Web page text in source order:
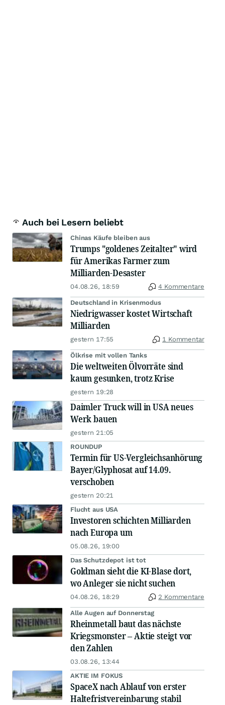
Auch bei Lesern beliebt
Chinas Käufe bleiben aus
Trumps "goldenes Zeitalter" wird
für Amerikas Farmer zum
Milliarden-Desaster
04.08.26, 18:59 4 Kommentare
Deutschland in Krisenmodus
Niedrigwasser kostet Wirtschaft
Milliarden
gestern 17:55 1 Kommentar
Ölkrise mit vollen Tanks
Die weltweiten Ölvorräte sind
kaum gesunken, trotz Krise
gestern 19:28
Daimler Truck will in USA neues
Werk bauen
gestern 21:05
ROUNDUP
Termin für US-Vergleichsanhörung
Bayer/Glyphosat auf 14.09.
verschoben
gestern 20:21
Flucht aus USA
Investoren schichten Milliarden
nach Europa um
05.08.26, 19:00
Das Schutzdepot ist tot
Goldman sieht die KI-Blase dort,
wo Anleger sie nicht suchen
04.08.26, 18:29 2 Kommentare
Alle Augen auf Donnerstag
Rheinmetall baut das nächste
Kriegsmonster – Aktie steigt vor
den Zahlen
03.08.26, 13:44
AKTIE IM FOKUS
SpaceX nach Ablauf von erster
Haltefristvereinbarung stabil